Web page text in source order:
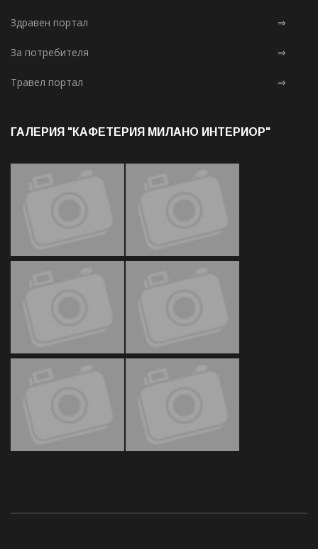
Здравен портал ⇒
За потребителя ⇒
Травел портал ⇒
ГАЛЕРИЯ "КАФЕТЕРИЯ МИЛАНО ИНТЕРИОР"